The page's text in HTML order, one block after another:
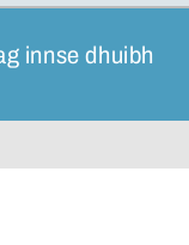
innse dhuibh